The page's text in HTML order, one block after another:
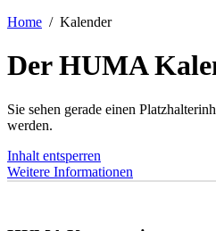
Home
Kalender
Der HUMA
Sie sehen gerade einen
werden.
Inhalt entsperren
Weitere Informationen